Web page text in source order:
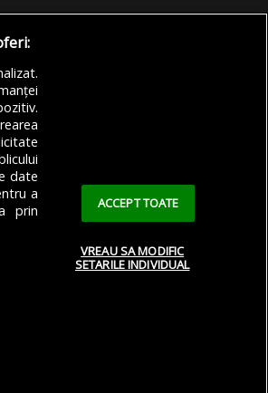
date
a
prin
ACCEPT TOATE
VREAU SA MODIFIC
SETARILE INDIVIDUAL